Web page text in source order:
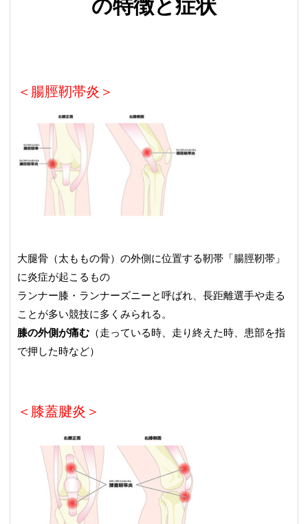
の特徴と症状
＜腸脛靭帯炎＞
大腿骨（太ももの骨）の外側に位置する靭帯「腸脛靭帯」
に炎症が起こるもの
ランナー膝・ランナーズニーと呼ばれ、長距離選手や走る
ことが多い競技に多くみられる。
膝の外側が痛む （走っている時、走り終えた時、患部を指
で押した時など）
＜膝蓋腱炎＞